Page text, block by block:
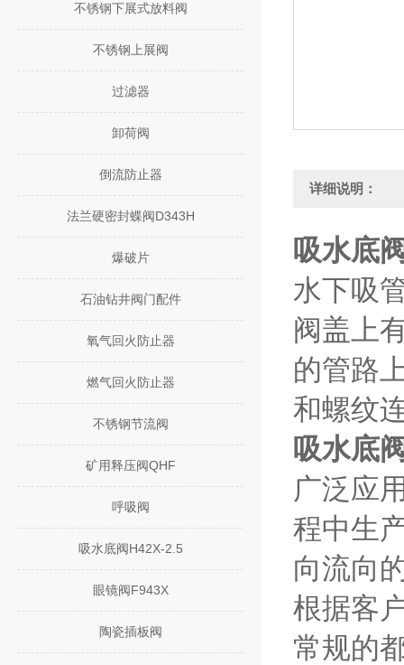
不锈钢下展式放料阀
不锈钢上展阀
过滤器
卸荷阀
倒流防止器
法兰硬密封蝶阀D343H
爆破片
石油钻井阀门配件
氧气回火防止器
燃气回火防止器
不锈钢节流阀
矿用释压阀QHF
呼吸阀
吸水底阀H42X-2.5
眼镜阀F943X
陶瓷插板阀
详细说明：
吸水底
水下吸
阀盖上
的管路
和螺纹
吸水底
广泛应
程中生
向流向
根据客
常规的